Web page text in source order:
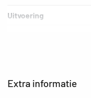
Extra informatie
Uitvoering